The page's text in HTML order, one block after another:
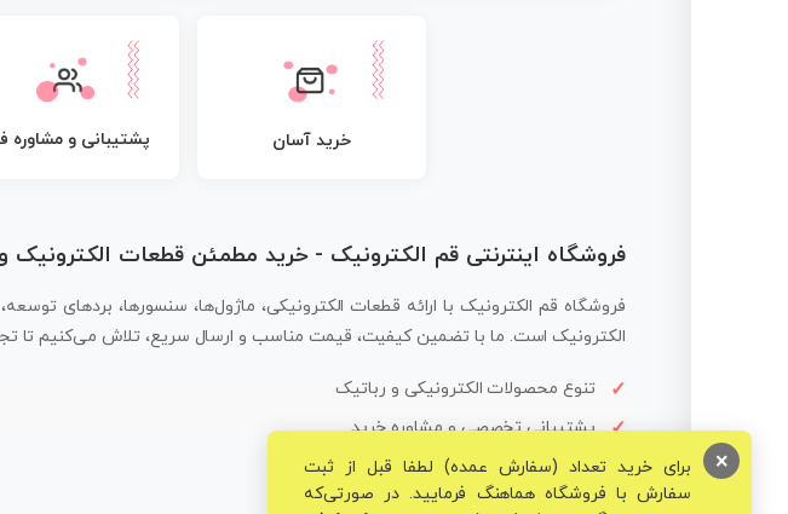
خرید آسان پشتیبانی و مشاوره
فروشگاه اینترنتی قم الکترونیک - خرید مطمئن قطعات الکترونیک
فروشگاه قم الکترونیک با ارائه قطعات الکترونیکی، ماژول‌ها، سنسورها، بردهای
الکترونیک است. ما با تضمین کیفیت، قیمت مناسب و ارسال سریع، تلاش می‌کنیم تا
تنوع محصولات الکترونیکی و رباتیک
پشتیبانی تخصصی و مشاوره خرید
برای خرید تعداد (سفارش عمده) لطفا قبل از ثبت
سفارش با فروشگاه هماهنگ فرمایید. در صورتی‌که
×